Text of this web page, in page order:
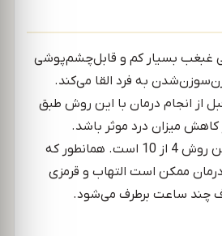
غبغب بسیار کم و قابل‌چشم‌پوشی
به فرد القا می‌کند.
از انجام درمان با این روش طبق
کاهش میزان درد موثر باشد.
میانگین نمره درد در این روش 4 از 10 است. همانطور که
ممکن است التهاب و قرمزی
چند ساعت برطرف می‌شود.